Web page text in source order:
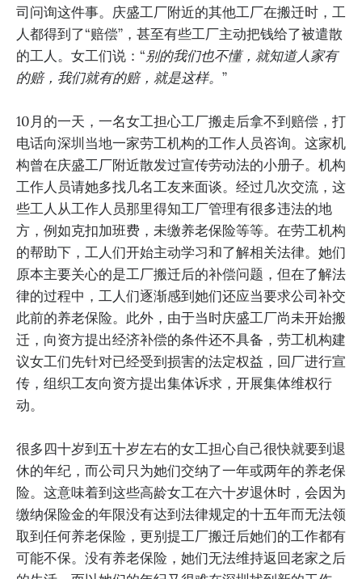
司问询这件事。庆盛工厂附近的其他工厂在搬迁时，工
人都得到了“赔偿”，甚至有些工厂主动把钱给了被遣散
的工人。女工们说：“别的我们也不懂，就知道人家有
的赔，我们就有的赔，就是这样。 ”
10月的一天，一名女工担心工厂搬走后拿不到赔偿，打
电话向深圳当地一家劳工机构的工作人员咨询。这家机
构曾在庆盛工厂附近散发过宣传劳动法的小册子。机构
工作人员请她多找几名工友来面谈。经过几次交流，这
些工人从工作人员那里得知工厂管理有很多违法的地
方，例如克扣加班费，未缴养老保险等等。在劳工机构
的帮助下，工人们开始主动学习和了解相关法律。她们
原本主要关心的是工厂搬迁后的补偿问题，但在了解法
律的过程中，工人们逐渐感到她们还应当要求公司补交
此前的养老保险。此外，由于当时庆盛工厂尚未开始搬
迁，向资方提出经济补偿的条件还不具备，劳工机构建
议女工们先针对已经受到损害的法定权益，回厂进行宣
传，组织工友向资方提出集体诉求，开展集体维权行
动。
很多四十岁到五十岁左右的女工担心自己很快就要到退
休的年纪，而公司只为她们交纳了一年或两年的养老保
险。这意味着到这些高龄女工在六十岁退休时，会因为
缴纳保险金的年限没有达到法律规定的十五年而无法领
取到任何养老保险，更别提工厂搬迁后她们的工作都有
可能不保。没有养老保险，她们无法维持返回老家之后